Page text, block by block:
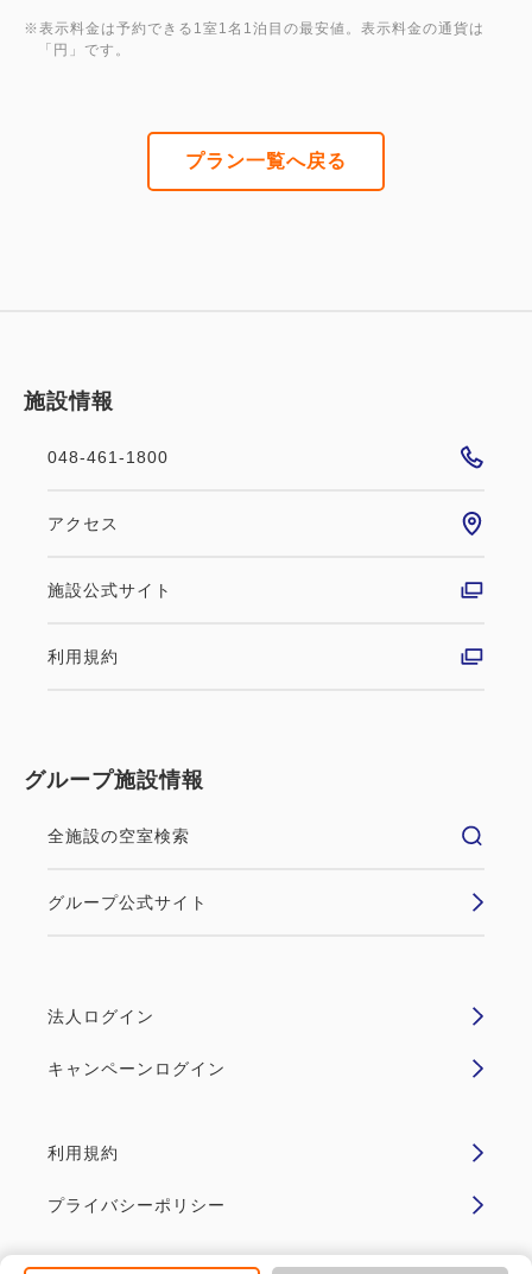
東武東上線「朝霞」駅 南口 徒歩3分
□大浴場有 男性限定 営業時間16：00～22：00時
□当ホテルに駐車場・駐輪場は御座いません。
【連泊清掃について】
望制でございます。（無料）
て頂きますようお願い致します。
※表示料金は予約できる1室1名1泊目の最安値。表示料金の通貨は
「円」です。
プラン一覧へ戻る
施設情報
048-461-1800
アクセス
施設公式サイト
利用規約
グループ施設情報
全施設の空室検索
グループ公式サイト
法人ログイン
キャンペーンログイン
利用規約
プライバシーポリシー